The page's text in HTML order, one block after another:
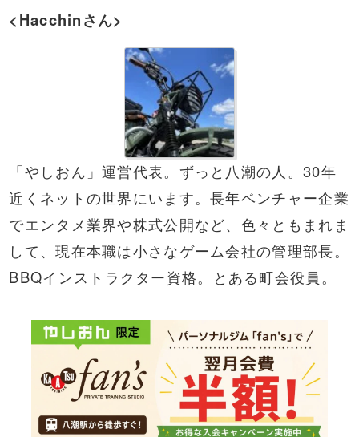
<Hacchinさん>
「やしおん」運営代表。ずっと八潮の人。30年
近くネットの世界にいます。長年ベンチャー企業
でエンタメ業界や株式公開など、色々ともまれま
して、現在本職は小さなゲーム会社の管理部長。
BBQインストラクター資格。とある町会役員。